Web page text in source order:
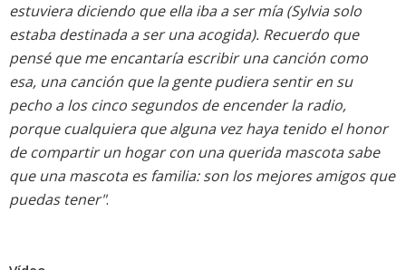
estuviera diciendo que ella iba a ser mía (Sylvia solo
estaba destinada a ser una acogida). Recuerdo que
pensé que me encantaría escribir una canción como
esa, una canción que la gente pudiera sentir en su
pecho a los cinco segundos de encender la radio,
porque cualquiera que alguna vez haya tenido el honor
de compartir un hogar con una querida mascota sabe
que una mascota es familia: son los mejores amigos que
puedas tener".